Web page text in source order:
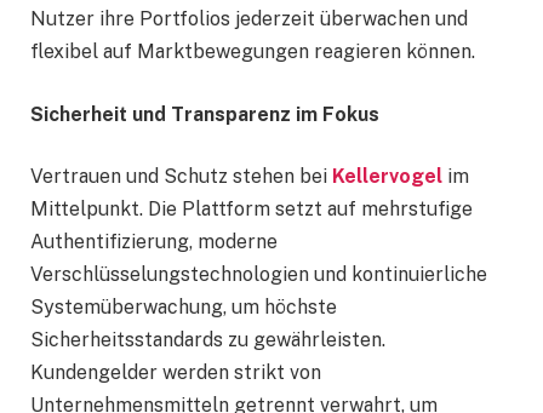
Nutzer ihre Portfolios jederzeit überwachen und
flexibel auf Marktbewegungen reagieren können.
Sicherheit und Transparenz im Fokus
Vertrauen und Schutz stehen bei Kellervogel im
Mittelpunkt. Die Plattform setzt auf mehrstufige
Authentifizierung, moderne
Verschlüsselungstechnologien und kontinuierliche
Systemüberwachung, um höchste
Sicherheitsstandards zu gewährleisten.
Kundengelder werden strikt von
Unternehmensmitteln getrennt verwahrt, um